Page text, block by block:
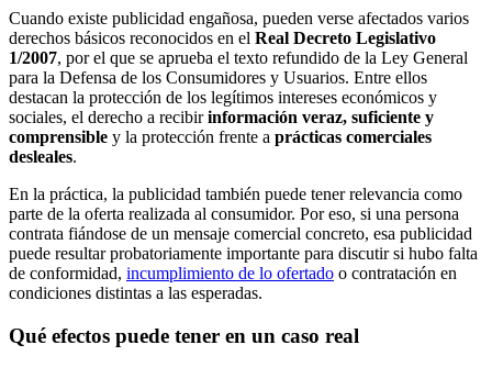
Cuando existe publicidad engañosa, pueden verse afectados varios
derechos básicos reconocidos en el Real Decreto Legislativo
1/2007, por el que se aprueba el texto refundido de la Ley General
para la Defensa de los Consumidores y Usuarios. Entre ellos
destacan la protección de los legítimos intereses económicos y
sociales, el derecho a recibirinformación veraz, suficiente y
comprensible y la protección frente a prácticas comerciales
desleales.
En la práctica, la publicidad también puede tener relevancia como
parte de la oferta realizada al consumidor. Por eso, si una persona
contrata fiándose de un mensaje comercial concreto, esa publicidad
puede resultar probatoriamente importante para discutir si hubo falta
de conformidad, incumplimiento de lo ofertado o contratación en
condiciones distintas a las esperadas.
Qué efectos puede tener en un caso real